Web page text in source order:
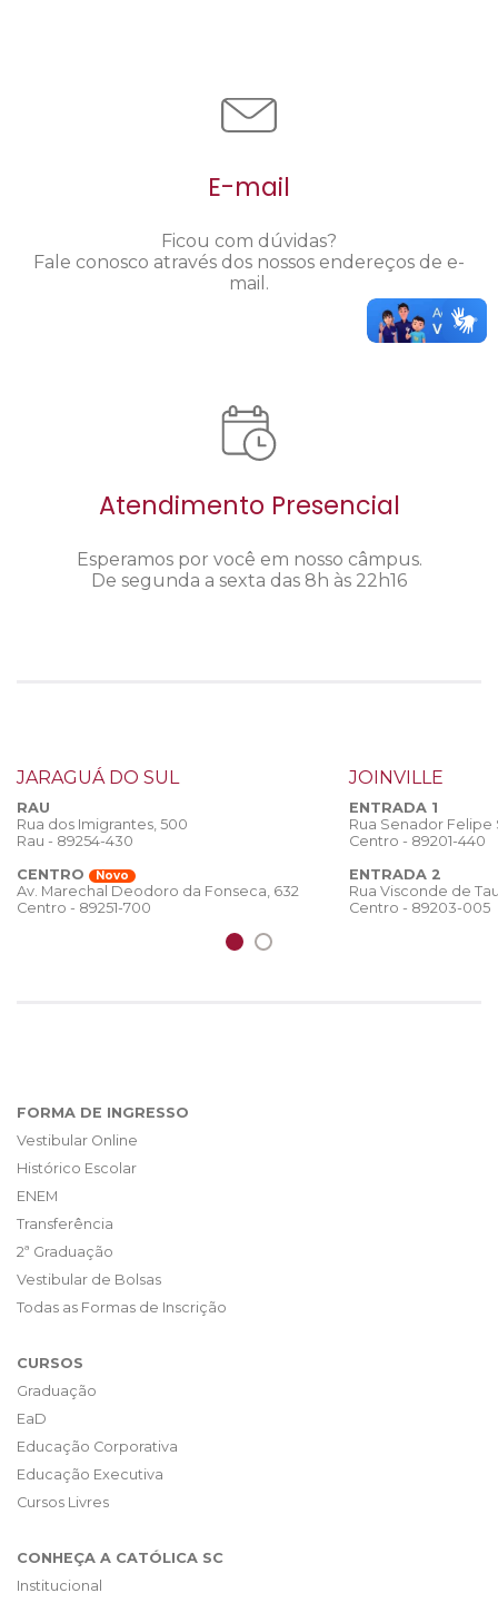
E-mail
Ficou com dúvidas?
Fale conosco através dos nossos endereços de e-
mail.
Atendimento Presencial
Esperamos por você em nosso câmpus.
De segunda a sexta das 8h às 22h16
JARAGUÁ DO SUL
RAU
Rua dos Imigrantes, 500
Rau - 89254-430
CENTRO
Novo
Av. Marechal Deodoro da Fonseca, 632
Centro - 89251-700
JOINVILLE
ENTRADA 1
Rua Senador
Centro - 89201-440
ENTRADA 2
Rua Visconde de
Centro - 89203-005
FORMA DE INGRESSO
Vestibular Online
Histórico Escolar
ENEM
Transferência
2ª Graduação
Vestibular de Bolsas
Todas as Formas de Inscrição
CURSOS
Graduação
EaD
Educação Corporativa
Educação Executiva
Cursos Livres
CONHEÇA A CATÓLICA SC
Institucional